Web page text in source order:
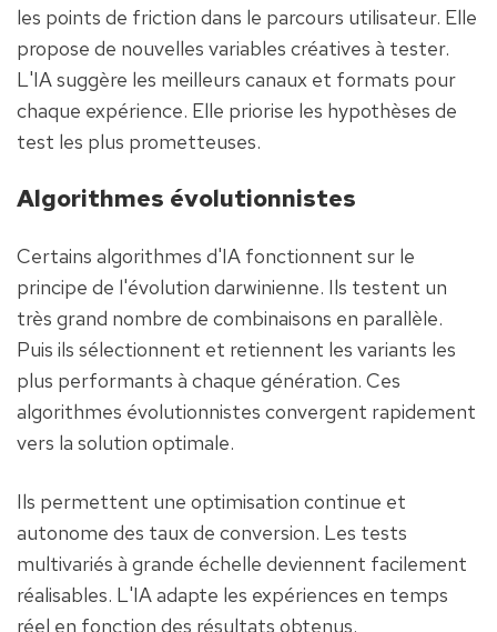
les points de friction dans le parcours utilisateur. Elle
propose de nouvelles variables créatives à tester.
L'IA suggère les meilleurs canaux et formats pour
chaque expérience. Elle priorise les hypothèses de
test les plus prometteuses.
Algorithmes évolutionnistes
Certains algorithmes d'IA fonctionnent sur le
principe de l'évolution darwinienne. Ils testent un
très grand nombre de combinaisons en parallèle.
Puis ils sélectionnent et retiennent les variants les
plus performants à chaque génération. Ces
algorithmes évolutionnistes convergent rapidement
vers la solution optimale.
Ils permettent une optimisation continue et
autonome des taux de conversion. Les tests
multivariés à grande échelle deviennent facilement
réalisables. L'IA adapte les expériences en temps
réel en fonction des résultats obtenus.